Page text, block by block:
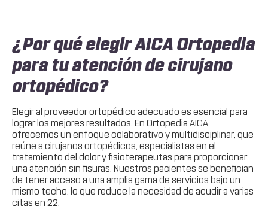
¿Por qué elegir AICA Ortopedia
para tu atención de cirujano
ortopédico?
Elegir al proveedor ortopédico adecuado es esencial para
lograr los mejores resultados. En Ortopedia AICA,
ofrecemos un enfoque colaborativo y multidisciplinar, que
reúne a cirujanos ortopédicos, especialistas en el
tratamiento del dolor y fisioterapeutas para proporcionar
una atención sin fisuras. Nuestros pacientes se benefician
de tener acceso a una amplia gama de servicios bajo un
mismo techo, lo que reduce la necesidad de acudir a varias
citas en 22.